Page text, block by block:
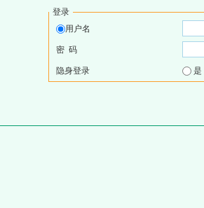
登录
用户名
密 码
隐身登录